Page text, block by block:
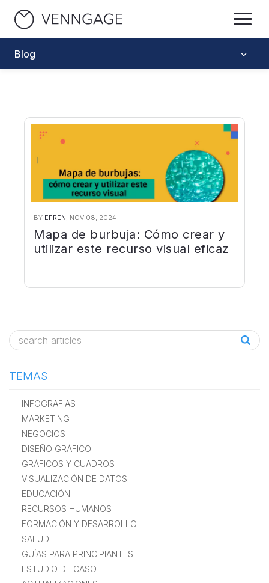
Blog
BY EFREN, NOV 08, 2024
Mapa de burbuja: Cómo crear y
utilizar este recurso visual eficaz
TEMAS
INFOGRAFIAS
MARKETING
NEGOCIOS
DISEÑO GRÁFICO
GRÁFICOS Y CUADROS
VISUALIZACIÓN DE DATOS
EDUCACIÓN
RECURSOS HUMANOS
FORMACIÓN Y DESARROLLO
SALUD
GUÍAS PARA PRINCIPIANTES
ESTUDIO DE CASO